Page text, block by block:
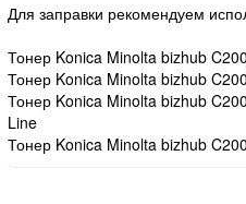
Для заправки рекомендуем
Тонер Konica Minolta bizhub
Тонер Konica Minolta bizhub
Тонер Konica Minolta bizhub
Line
Тонер Konica Minolta bizhub